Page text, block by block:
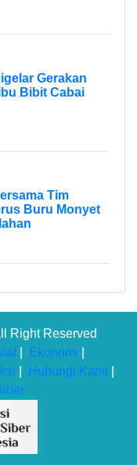
Gerakan
Bibit Cabai
Tim
Buru Monyet
Right Reserved
Ekonomi
Hubungi Kami